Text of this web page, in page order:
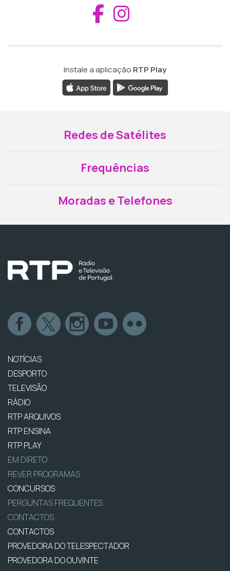
Aceder ao
Instale a aplicação RTP Play
Redes de Satélites
Frequências
Moradas e Telefones
NOTÍCIAS
DESPORTO
TELEVISÃO
RÁDIO
RTP ARQUIVOS
RTP ENSINA
RTP PLAY
EM DIRETO
REVER PROGRAMAS
CONCURSOS
PERGUNTAS FREQUENTES
CONTACTOS
CONTACTOS
PROVEDORA DO TELESPECTADOR
PROVEDORA DO OUVINTE